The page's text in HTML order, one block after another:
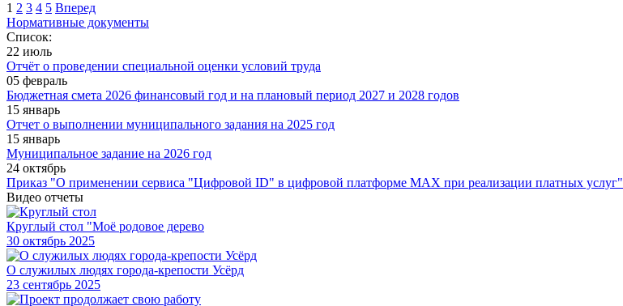
1 2 3 4 5 Вперед
Нормативные документы
Список:
22 июль
Отчёт о проведении специальной оценки условий труда
05 февраль
Бюджетная смета 2026 финансовый год и на плановый период 2027 и 2028 годов
15 январь
Отчет о выполнении муниципального задания на 2025 год
15 январь
Муниципальное задание на 2026 год
24 октябрь
Приказ "О применении сервиса "Цифровой ID" в цифровой платформе МАХ при реализации платных услуг"
Видео отчеты
Круглый стол "Моё родовое дерево
30 октябрь 2025
О служилых людях города-крепости Усёрд
23 сентябрь 2025